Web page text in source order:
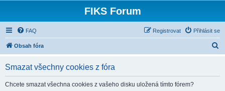
FIKS Forum
FAQ Přihlásit se
Registrovat
Obsah fóra
Smazat všechny cookies z fóra
Chcete smazat všechna cookies z vašeho disku uložená tímto fórem?